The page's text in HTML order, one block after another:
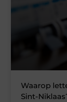
Waarop
Sint-